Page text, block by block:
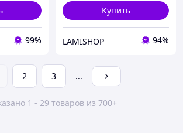
99%
Купить
LAMISHOP 94%
2 3 ...
1 - 29 товаров из 700+